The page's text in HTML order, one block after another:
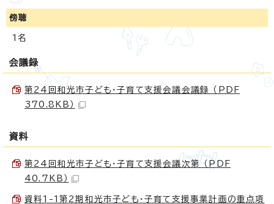
傍聴
1名
会議録
第24回和光市子ども・子育て支援会議会議録 （PDF
370.8KB）
資料
第24回和光市子ども・子育て支援会議次第 （PDF
40.7KB）
資料1-1第2期和光市子ども・子育て支援事業計画の重点項